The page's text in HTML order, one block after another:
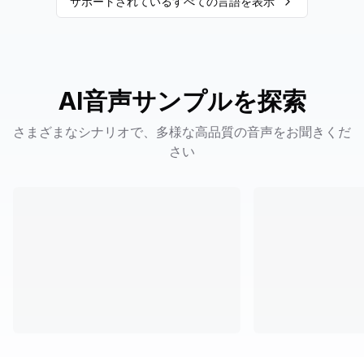
AI音声サンプルを探索
さまざまなシナリオで、多様な高品質の音声をお聞きくだ
さい